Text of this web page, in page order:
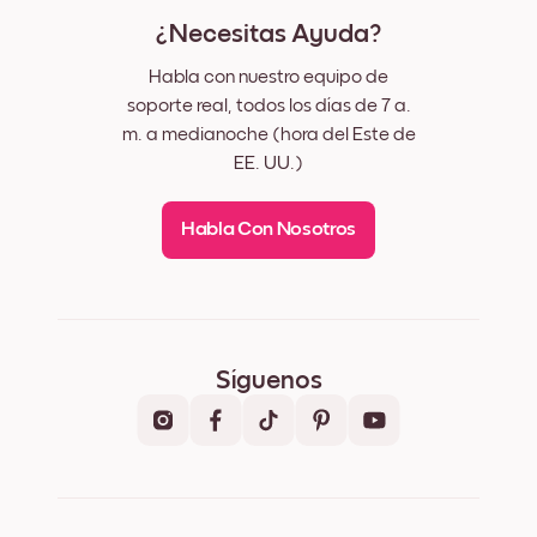
¿Necesitas Ayuda?
Habla con nuestro equipo de
soporte real, todos los días de 7 a.
m. a medianoche (hora del Este de
EE. UU.)
Habla Con Nosotros
Síguenos